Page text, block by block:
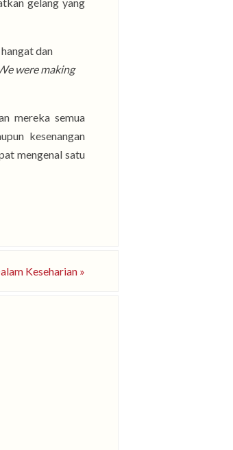
dan
were making
mereka semua
kesenangan
mengenal satu
Keseharian »